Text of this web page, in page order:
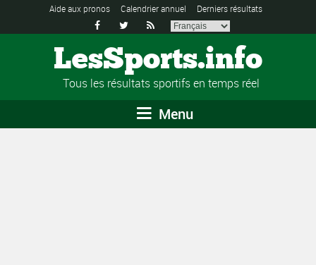
Aide aux pronos Calendrier annuel Derniers résultats
  
LesSports.info
Tous les résultats sportifs en temps réel
Menu